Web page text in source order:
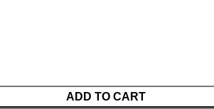
ADD TO CART